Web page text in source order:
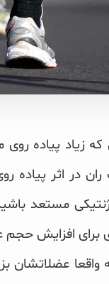
زیاد پیاده
در اثر
مستعد
برای افزایش حجم
واقعا عضلاتشان